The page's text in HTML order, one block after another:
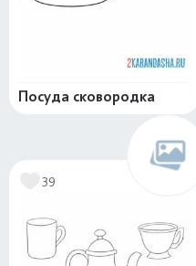
Посуда сковородка
39